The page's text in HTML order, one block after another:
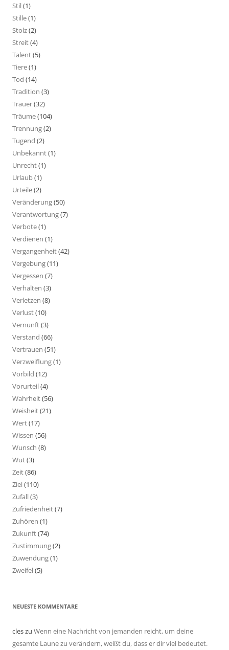
Stil(1)
Stille(1)
Stolz(2)
Streit(4)
Talent(5)
Tiere(1)
Tod (14)
Tradition (3)
Trauer(32)
Träume(104)
Trennung(2)
Tugend (2)
Unbekannt(1)
Unrecht(1)
Urlaub(1)
Urteile(2)
Veränderung(50)
Verantwortung(7)
Verbote(1)
Verdienen (1)
Vergangenheit(42)
Vergebung(11)
Vergessen (7)
Verhalten (3)
Verletzen (8)
Verlust(10)
Vernunft(3)
Verstand (66)
Vertrauen (51)
Verzweiflung(1)
Vorbild (12)
Vorurteil(4)
Wahrheit(56)
Weisheit(21)
Wert(17)
Wissen (56)
Wunsch (8)
Wut(3)
Zeit(86)
Ziel(110)
Zufall(3)
Zufriedenheit(7)
Zuhören (1)
Zukunft(74)
Zustimmung(2)
Zuwendung(1)
Zweifel(5)
NEUESTE KOMMENTARE
cleszu Wenn eine Nachricht von jemanden reicht, um deine
gesamte Laune zu verändern, weißt du, dass er dir viel bedeutet.